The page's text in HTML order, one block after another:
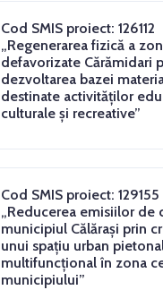
Cod SMIS proiect: 126112
„Regenerarea fizică a
defavorizate Cărămidari
dezvoltarea bazei
destinate activităților
culturale și recreative”
Cod SMIS proiect: 129155
„Reducerea emisiilor de
municipiul Călărași prin
unui spațiu urban
multifuncțional în zona
municipiului”